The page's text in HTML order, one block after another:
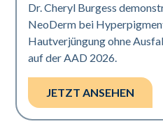
Dr. Cheryl Burgess
NeoDerm bei
Hautverjüngung ohne
auf der AAD 2026.
JETZT ANSEHEN